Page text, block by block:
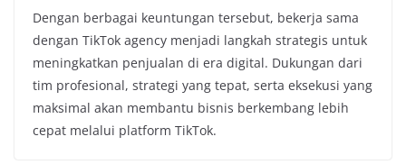
Dengan berbagai keuntungan tersebut, bekerja sama
dengan TikTok agency menjadi langkah strategis untuk
meningkatkan penjualan di era digital. Dukungan dari
tim profesional, strategi yang tepat, serta eksekusi yang
maksimal akan membantu bisnis berkembang lebih
cepat melalui platform TikTok.